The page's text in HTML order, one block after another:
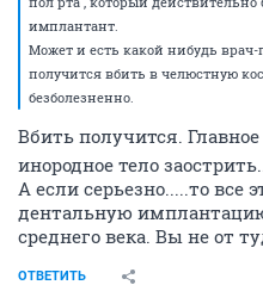
имплантант.
Может и есть какой нибудь
получится вбить в челюстную
безболезненно.
Вбить получится.
инородное тело
А если серьезно.....то все
дентальную
среднего века. Вы не от
ОТВЕТИТЬ